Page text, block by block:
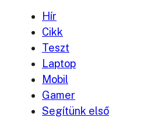
Hír
Cikk
Teszt
Laptop
Mobil
Gamer
Segítünk első